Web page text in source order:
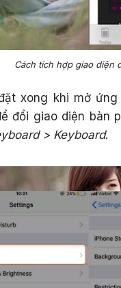
Cách tích hợp giao diện
xong khi mở
đổi giao diện bàn
> Keyboard.